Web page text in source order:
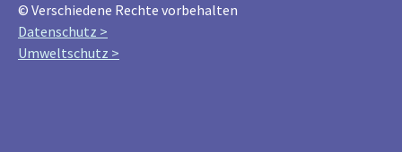
© Verschiedene Rechte vorbehalten
Datenschutz >
Umweltschutz >